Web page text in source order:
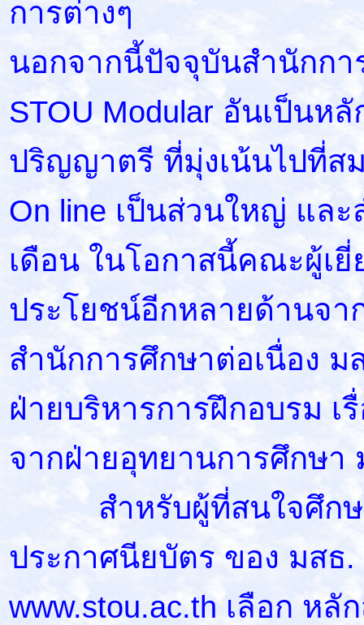
การต่างๆ
นอกจากนี้ปัจจุบันสำนักกา
STOU Modular อันเป็นห
ปริญญาตรี ที่มุ่งเน้นไปที่ส
On line เป็นส่วนใหญ่ และ
เดือน ในโอกาสนี้คณะผู้เ
ประโยชน์อีกหลายด้านจา
สำนักการศึกษาต่อเนื่อง ม
ฝ่ายบริหารการฝึกอบรม
จากฝ่ายอุทยานการศึกษา
สำหรับผู้ที่สนใจศึกษา
ประกาศนียบัตร ของ มสธ.
www.stou.ac.th เลือก หลั